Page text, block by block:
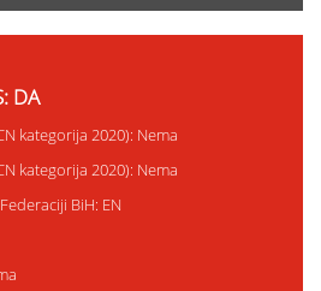
DA
kategorija 2020): Nema
kategorija 2020): Nema
BiH: EN